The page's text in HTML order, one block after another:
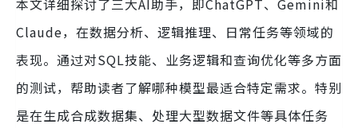
本文详细探讨了三大AI助手，即ChatGPT、Gemini和
Claude，在数据分析、逻辑推理、日常任务等领域的
表现。通过对SQL技能、业务逻辑和查询优化等多方面
的测试，帮助读者了解哪种模型最适合特定需求。特别
是在生成合成数据集、处理大型数据文件等具体任务